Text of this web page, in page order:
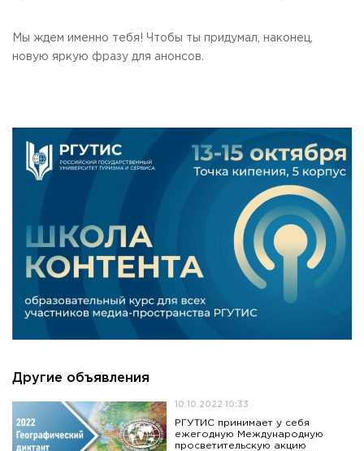
Мы ждем именно тебя! Чтобы ты придумал, наконец,
новую яркую фразу для анонсов.
Другие объявления
10.10.2022 10:33
РГУТИС принимает у себя
ежегодную Международную
просветительскую акцию